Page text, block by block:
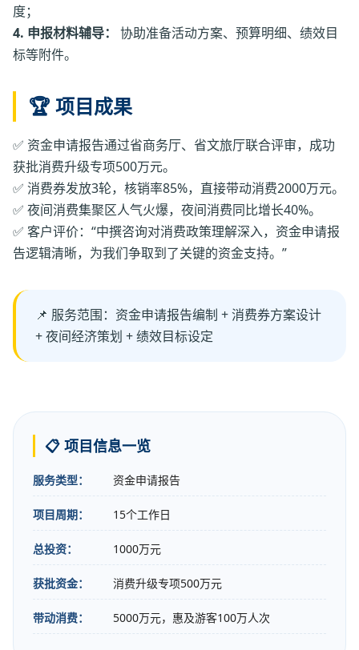
度；
4. 申报材料辅导：
协助准备活动方案、预算明细、绩效目
标等附件。
🏆 项目成果
✅ 资金申请报告通过省商务厅、省文旅厅联合评审，成功
获批消费升级专项500万元。
✅ 消费券发放3轮，核销率85%，直接带动消费2000万元。
✅ 夜间消费集聚区人气火爆，夜间消费同比增长40%。
✅ 客户评价：“中撰咨询对消费政策理解深入，资金申请报
告逻辑清晰，为我们争取到了关键的资金支持。”
📌 服务范围：资金申请报告编制 + 消费券方案设计
+ 夜间经济策划 + 绩效目标设定
📋 项目信息一览
服务类型： 资金申请报告
项目周期： 15个工作日
总投资： 1000万元
获批资金： 消费升级专项500万元
带动消费： 5000万元，惠及游客100万人次